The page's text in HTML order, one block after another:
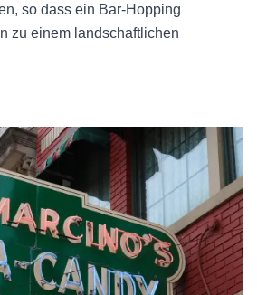
so dass ein Bar-Hopping
zu einem landschaftlichen